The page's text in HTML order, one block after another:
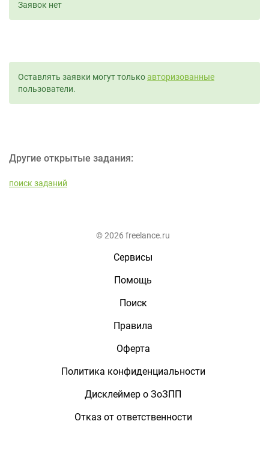
Заявок нет
Оставлять заявки могут толькоавторизованные
пользователи.
Другие открытые задания:
поиск заданий
© 2026 freelance.ru
Сервисы
Помощь
Поиск
Правила
Оферта
Политика конфиденциальности
Дисклеймер о ЗоЗПП
Отказ от ответственности